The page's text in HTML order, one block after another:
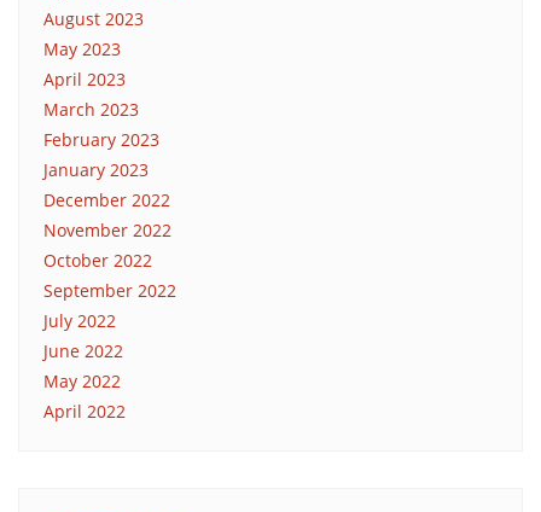
August 2023
May 2023
April 2023
March 2023
February 2023
January 2023
December 2022
November 2022
October 2022
September 2022
July 2022
June 2022
May 2022
April 2022